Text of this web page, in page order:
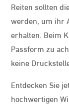
Reiten sollten
werden, um ihr
erhalten. Beim
Passform zu
keine
Entdecken Sie
hochwertigen